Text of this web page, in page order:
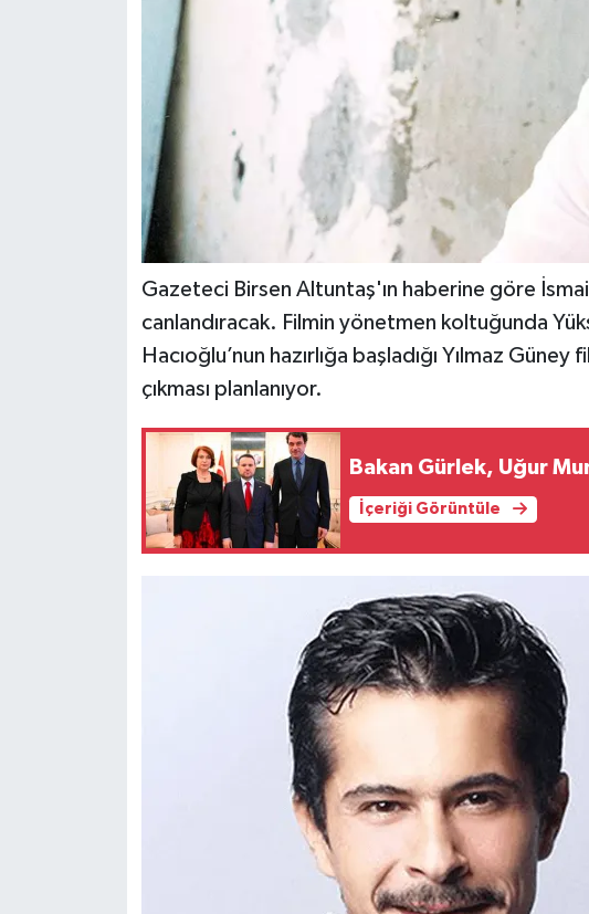
Gazeteci Birsen Altuntaş'ın haberine göre
canlandıracak. Filmin yönetmen koltuğunda
Hacıoğlu’nun hazırlığa başladığı Yılmaz
çıkması planlanıyor.
Bakan Gürlek, Uğur
İçeriği Görüntüle